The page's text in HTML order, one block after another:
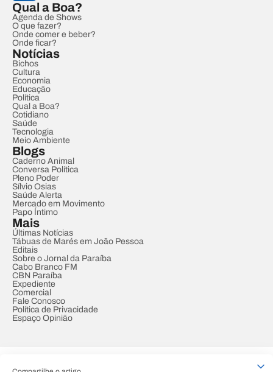
Qual a Boa?
Agenda de Shows
O que fazer?
Onde comer e beber?
Onde ficar?
Notícias
Bichos
Cultura
Economia
Educação
Política
Qual a Boa?
Cotidiano
Saúde
Tecnologia
Meio Ambiente
Blogs
Caderno Animal
Conversa Política
Pleno Poder
Sílvio Osias
Saúde Alerta
Mercado em Movimento
Papo Íntimo
Mais
Últimas Notícias
Tábuas de Marés em João Pessoa
Editais
Sobre o Jornal da Paraíba
Cabo Branco FM
CBN Paraíba
Expediente
Comercial
Fale Conosco
Política de Privacidade
Espaço Opinião